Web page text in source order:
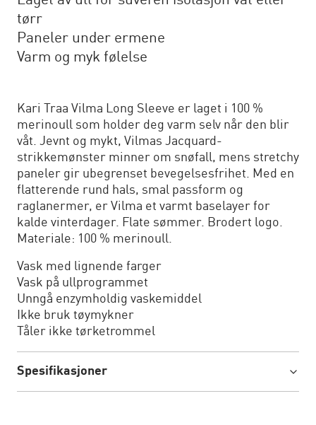
tørr
Paneler under ermene
Varm og myk følelse
Kari Traa Vilma Long Sleeve er laget i 100 %
merinoull som holder deg varm selv når den blir
våt. Jevnt og mykt, Vilmas Jacquard-
strikkemønster minner om snøfall, mens stretchy
paneler gir ubegrenset bevegelsesfrihet. Med en
flatterende rund hals, smal passform og
raglanermer, er Vilma et varmt baselayer for
kalde vinterdager. Flate sømmer. Brodert logo.
Materiale: 100 % merinoull.
Vask med lignende farger
Vask på ullprogrammet
Unngå enzymholdig vaskemiddel
Ikke bruk tøymykner
Tåler ikke tørketrommel
Spesifikasjoner